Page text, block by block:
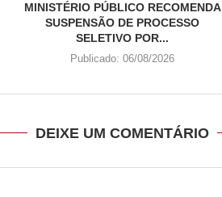
MINISTÉRIO PÚBLICO RECOMENDA
SUSPENSÃO DE PROCESSO
SELETIVO POR...
Publicado: 06/08/2026
DEIXE UM COMENTÁRIO